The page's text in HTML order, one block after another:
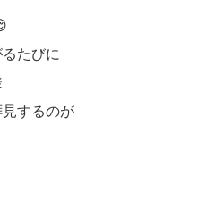
たびに
するのが